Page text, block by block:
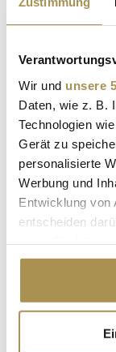
Wir und unsere
Daten, wie z. B.
Technologien
Gerät zu
personalisierte
Werbung und
Entwicklung von
entscheiden
Cookie-
Trigger Symbol